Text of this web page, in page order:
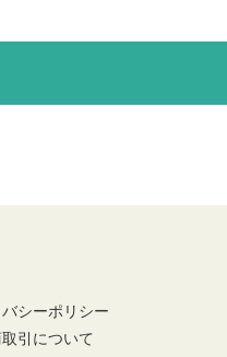
シーポリシー
引について